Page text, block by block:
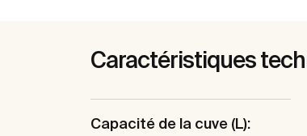
Caractéristiques
Capacité de la cuve (L):